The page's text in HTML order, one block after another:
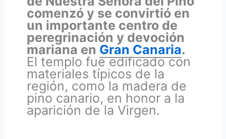
comenzó y se convirtió en
un importante centro de
peregrinación y devoción
mariana en Gran Canaria.
El templo fue edificado con
materiales típicos de la
región, como la madera de
pino canario, en honor a la
aparición de la Virgen.